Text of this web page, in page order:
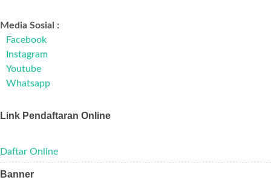
Media Sosial :
Facebook
Instagram
Youtube
Whatsapp
Link Pendaftaran Online
Daftar Online
Banner